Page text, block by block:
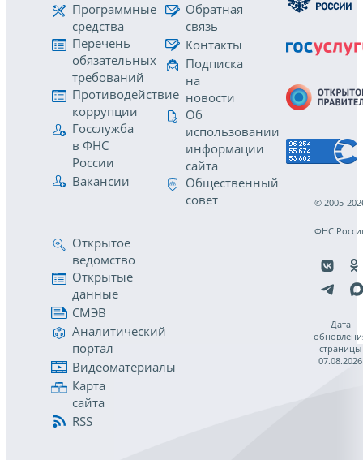
Программные
средства
Перечень
обязательных
требований
Противодействие
коррупции
Госслужба
в ФНС
России
Вакансии
Обратная
связь
Контакты
Подписка
на
новости
Об
использовании
информации
сайта
Общественный
совет
Открытое
ведомство
Открытые
данные
СМЭВ
Аналитический
портал
Видеоматериалы
Карта
сайта
RSS
© 2005-
ФНС
Дата
страницы
07.08.2026